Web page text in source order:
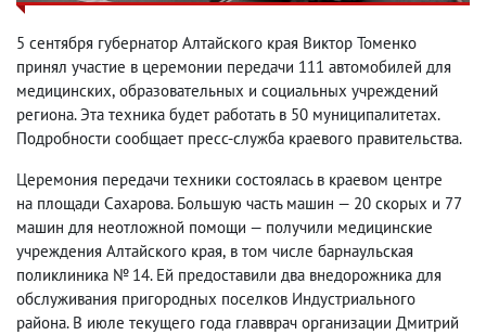
5 сентября губернатор Алтайского края Виктор Томенко
принял участие в церемонии передачи 111 автомобилей для
медицинских, образовательных и социальных учреждений
региона. Эта техника будет работать в 50 муниципалитетах.
Подробности сообщает пресс-служба краевого правительства.
Церемония передачи техники состоялась в краевом центре
на площади Сахарова. Большую часть машин — 20 скорых и 77
машин для неотложной помощи — получили медицинские
учреждения Алтайского края, в том числе барнаульская
поликлиника № 14. Ей предоставили два внедорожника для
обслуживания пригородных поселков Индустриального
района. В июле текущего года главврач организации Дмитрий